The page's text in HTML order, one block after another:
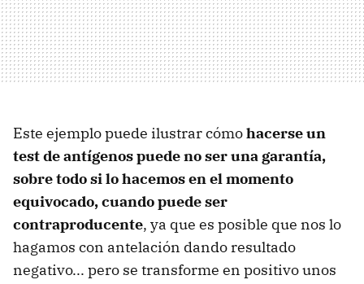
Este ejemplo puede ilustrar cómohacerse un
test de antígenos puede no ser una garantía,
sobre todo si lo hacemos en el momento
equivocado, cuando puede ser
contraproducente, ya que es posible que nos lo
hagamos con antelación dando resultado
negativo... pero se transforme en positivo unos